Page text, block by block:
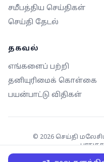
சமீபத்திய செய்திகள்
செய்தி தேடல்
தகவல்
எங்களைப் பற்றி
தனியுரிமைக் கொள்கை
பயன்பாட்டு விதிகள்
© 2026செய்தி